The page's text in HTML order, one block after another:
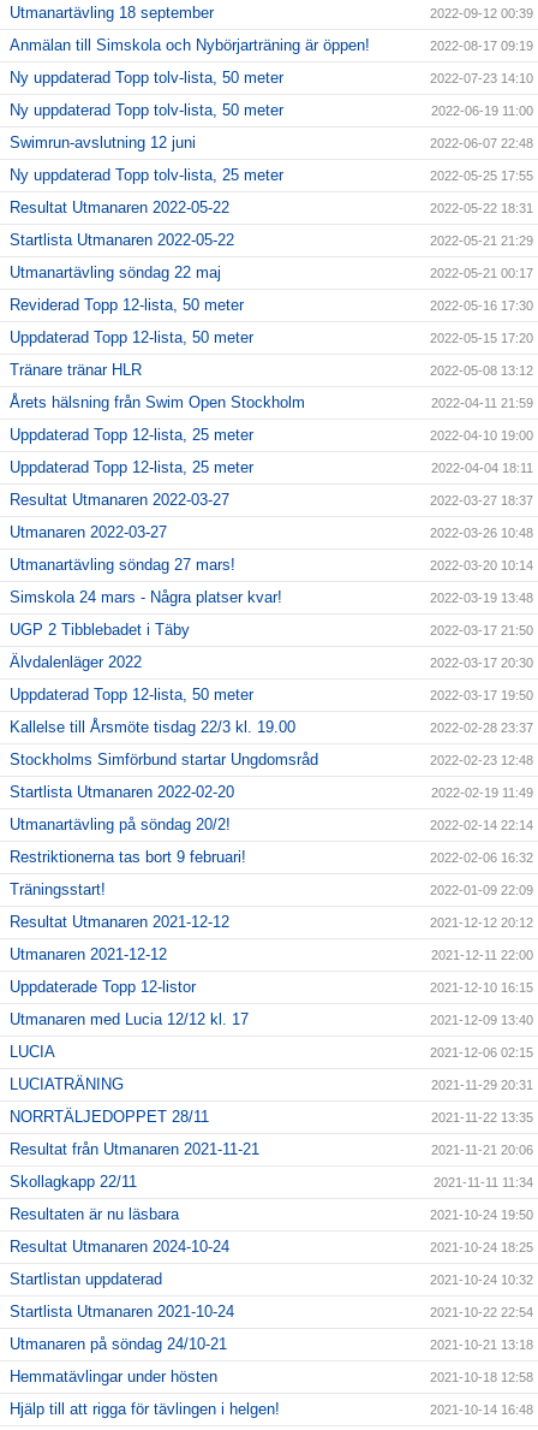
Utmanartävling 18 september 2022-09-12 00:39
Anmälan till Simskola och Nybörjarträning är öppen! 2022-08-17 09:19
Ny uppdaterad Topp tolv-lista, 50 meter 2022-07-23 14:10
Ny uppdaterad Topp tolv-lista, 50 meter 2022-06-19 11:00
Swimrun-avslutning 12 juni 2022-06-07 22:48
Ny uppdaterad Topp tolv-lista, 25 meter 2022-05-25 17:55
Resultat Utmanaren 2022-05-22 2022-05-22 18:31
Startlista Utmanaren 2022-05-22 2022-05-21 21:29
Utmanartävling söndag 22 maj 2022-05-21 00:17
Reviderad Topp 12-lista, 50 meter 2022-05-16 17:30
Uppdaterad Topp 12-lista, 50 meter 2022-05-15 17:20
Tränare tränar HLR 2022-05-08 13:12
Årets hälsning från Swim Open Stockholm 2022-04-11 21:59
Uppdaterad Topp 12-lista, 25 meter 2022-04-10 19:00
Uppdaterad Topp 12-lista, 25 meter 2022-04-04 18:11
Resultat Utmanaren 2022-03-27 2022-03-27 18:37
Utmanaren 2022-03-27 2022-03-26 10:48
Utmanartävling söndag 27 mars! 2022-03-20 10:14
Simskola 24 mars - Några platser kvar! 2022-03-19 13:48
UGP 2 Tibblebadet i Täby 2022-03-17 21:50
Älvdalenläger 2022 2022-03-17 20:30
Uppdaterad Topp 12-lista, 50 meter 2022-03-17 19:50
Kallelse till Årsmöte tisdag 22/3 kl. 19.00 2022-02-28 23:37
Stockholms Simförbund startar Ungdomsråd 2022-02-23 12:48
Startlista Utmanaren 2022-02-20 2022-02-19 11:49
Utmanartävling på söndag 20/2! 2022-02-14 22:14
Restriktionerna tas bort 9 februari! 2022-02-06 16:32
Träningsstart! 2022-01-09 22:09
Resultat Utmanaren 2021-12-12 2021-12-12 20:12
Utmanaren 2021-12-12 2021-12-11 22:00
Uppdaterade Topp 12-listor 2021-12-10 16:15
Utmanaren med Lucia 12/12 kl. 17 2021-12-09 13:40
LUCIA 2021-12-06 02:15
LUCIATRÄNING 2021-11-29 20:31
NORRTÄLJEDOPPET 28/11 2021-11-22 13:35
Resultat från Utmanaren 2021-11-21 2021-11-21 20:06
Skollagkapp 22/11 2021-11-11 11:34
Resultaten är nu läsbara 2021-10-24 19:50
Resultat Utmanaren 2024-10-24 2021-10-24 18:25
Startlistan uppdaterad 2021-10-24 10:32
Startlista Utmanaren 2021-10-24 2021-10-22 22:54
Utmanaren på söndag 24/10-21 2021-10-21 13:18
Hemmatävlingar under hösten 2021-10-18 12:58
Hjälp till att rigga för tävlingen i helgen! 2021-10-14 16:48